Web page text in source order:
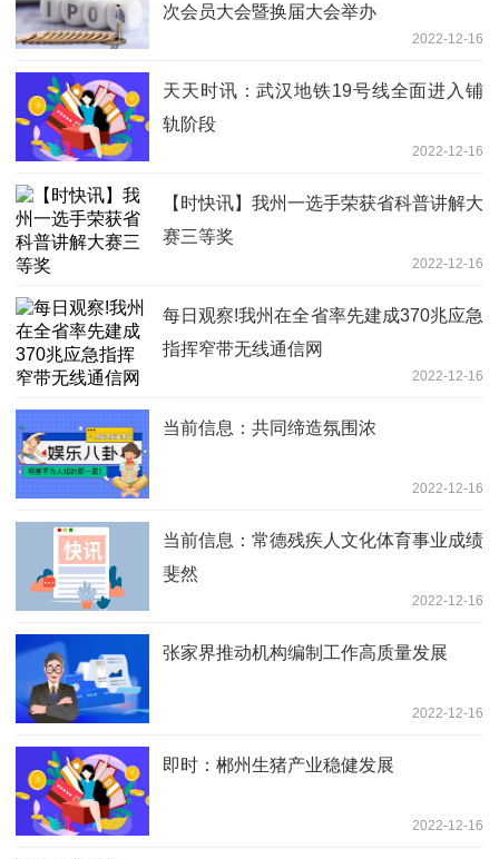
次会员大会暨换届大会举办
2022-12-16
天天时讯：武汉地铁19号线全面进入铺
轨阶段
2022-12-16
【时快讯】我州一选手荣获省科普讲解大
赛三等奖
2022-12-16
每日观察!我州在全省率先建成370兆应急
指挥窄带无线通信网
2022-12-16
当前信息：共同缔造氛围浓
2022-12-16
当前信息：常德残疾人文化体育事业成绩
斐然
2022-12-16
张家界推动机构编制工作高质量发展
2022-12-16
即时：郴州生猪产业稳健发展
2022-12-16